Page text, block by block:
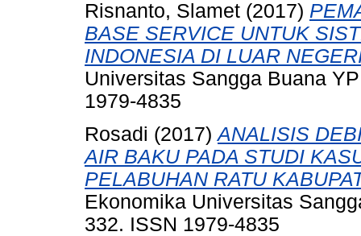
Risnanto, Slamet (2017)
BASE SERVICE UNTUK
INDONESIA DI LUAR
Universitas Sangga Buana
1979-4835
Rosadi (2017)ANALISIS
AIR BAKU PADA STUDI
PELABUHAN RATU
Ekonomika Universitas
332. ISSN 1979-4835